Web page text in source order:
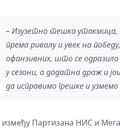
– Изузетно тешка утакмица,
према ривалу и увек на
офанзивних, што се
у сезони, а додатна драж и
да исправимо грешке и
Партизана НИС и Мега